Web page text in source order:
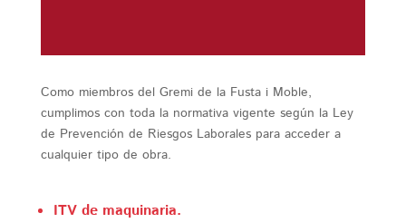
Como miembros del Gremi de la Fusta i Moble,
cumplimos con toda la normativa vigente según la Ley
de Prevención de Riesgos Laborales para acceder a
cualquier tipo de obra.
ITV de maquinaria.